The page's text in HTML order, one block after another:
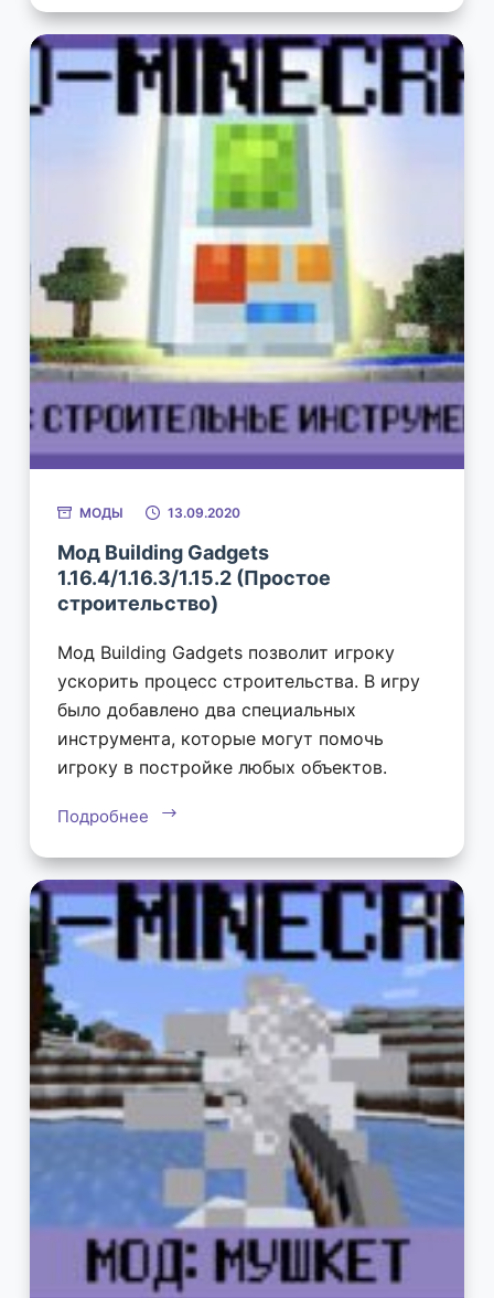
МОДЫ 13.09.2020
Мод Building Gadgets
1.16.4/1.16.3/1.15.2 (Простое
строительство)
Мод Building Gadgets позволит игроку
ускорить процесс строительства. В игру
было добавлено два специальных
инструмента, которые могут помочь
игроку в постройке любых объектов.
Подробнее